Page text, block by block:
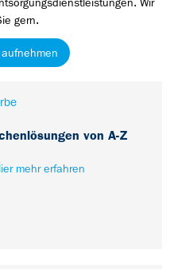
gern.
von A-Z
mehr erfahren